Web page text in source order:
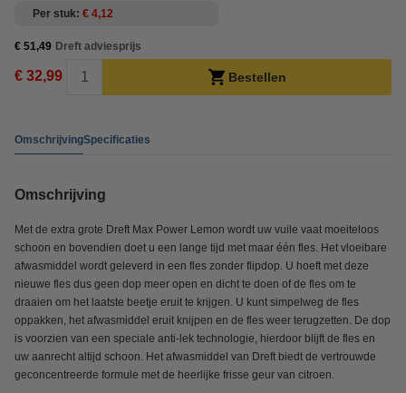
Per stuk € 4,12
€ 51,49 Dreft adviesprijs
€ 32,99 Bestellen
OmschrijvingSpecificaties
Omschrijving
Met de extra grote Dreft Max Power Lemon wordt uw vuile vaat moeiteloos
schoon en bovendien doet u een lange tijd met maar één fles. Het vloeibare
afwasmiddel wordt geleverd in een fles zonder flipdop. U hoeft met deze
nieuwe fles dus geen dop meer open en dicht te doen of de fles om te
draaien om het laatste beetje eruit te krijgen. U kunt simpelweg de fles
oppakken, het afwasmiddel eruit knijpen en de fles weer terugzetten. De dop
is voorzien van een speciale anti-lek technologie, hierdoor blijft de fles en
uw aanrecht altijd schoon. Het afwasmiddel van Dreft biedt de vertrouwde
geconcentreerde formule met de heerlijke frisse geur van citroen.